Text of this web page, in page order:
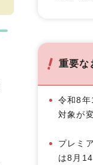
重要な
令和8年
対象が
プレミ
は8月